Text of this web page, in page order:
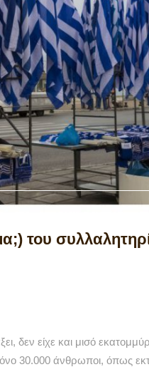
του
δεν είχε και μισό
30.000 άνθρωποι, όπως